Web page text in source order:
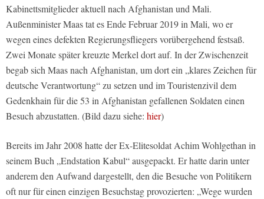
Kabinettsmitglieder aktuell nach Afghanistan und Mali.
Außenminister Maas tat es Ende Februar 2019 in Mali, wo er
wegen eines defekten Regierungsfliegers vorübergehend festsaß.
Zwei Monate später kreuzte Merkel dort auf. In der Zwischenzeit
begab sich Maas nach Afghanistan, um dort ein „klares Zeichen für
deutsche Verantwortung“ zu setzen und im Touristenzivil dem
Gedenkhain für die 53 in Afghanistan gefallenen Soldaten einen
Besuch abzustatten. (Bild dazu siehe: hier)
Bereits im Jahr 2008 hatte der Ex-Elitesoldat Achim Wohlgethan in
seinem Buch „Endstation Kabul“ ausgepackt. Er hatte darin unter
anderem den Aufwand dargestellt, den die Besuche von Politikern
oft nur für einen einzigen Besuchstag provozierten: „Wege wurden